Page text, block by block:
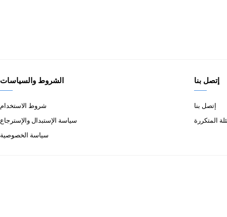
الشروط والسياسات
شروط الاستخدام
سياسة الإستبدال والإسترجاع
سياسة الخصوصية
إتصل بنا
إتصل بنا
المتكررة